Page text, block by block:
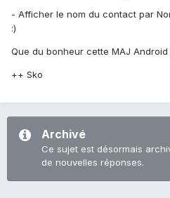
- Afficher le nom du contact par
:)
Que du bonheur cette MAJ Android
++ Sko
Archivé
Ce sujet est désormais
de nouvelles réponses.